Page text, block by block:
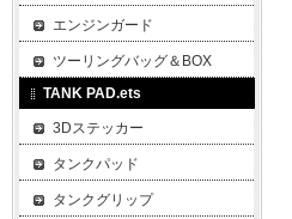
エンジンガード
ツーリングバッグ＆BOX
TANK PAD.ets
3Dステッカー
タンクパッド
タンクグリップ